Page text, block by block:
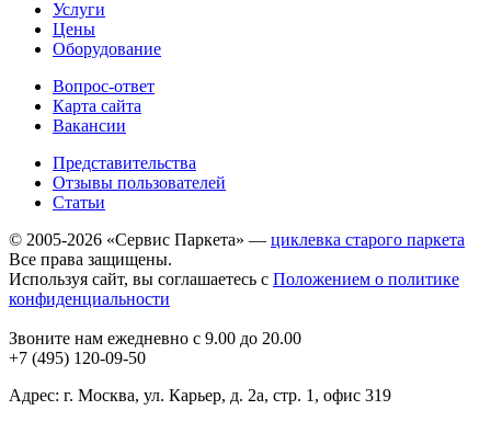
Услуги
Цены
Оборудование
Вопрос-ответ
Карта сайта
Вакансии
Представительства
Отзывы пользователей
Статьи
© 2005-2026 «Сервис Паркета» — циклевка старого паркета
Все права защищены.
Используя сайт, вы соглашаетесь с Положением о политике
конфиденциальности
Звоните нам ежедневно с 9.00 до 20.00
+7 (495) 120-09-50
Адрес: г. Москва, ул. Карьер, д. 2а, стр. 1, офис 319